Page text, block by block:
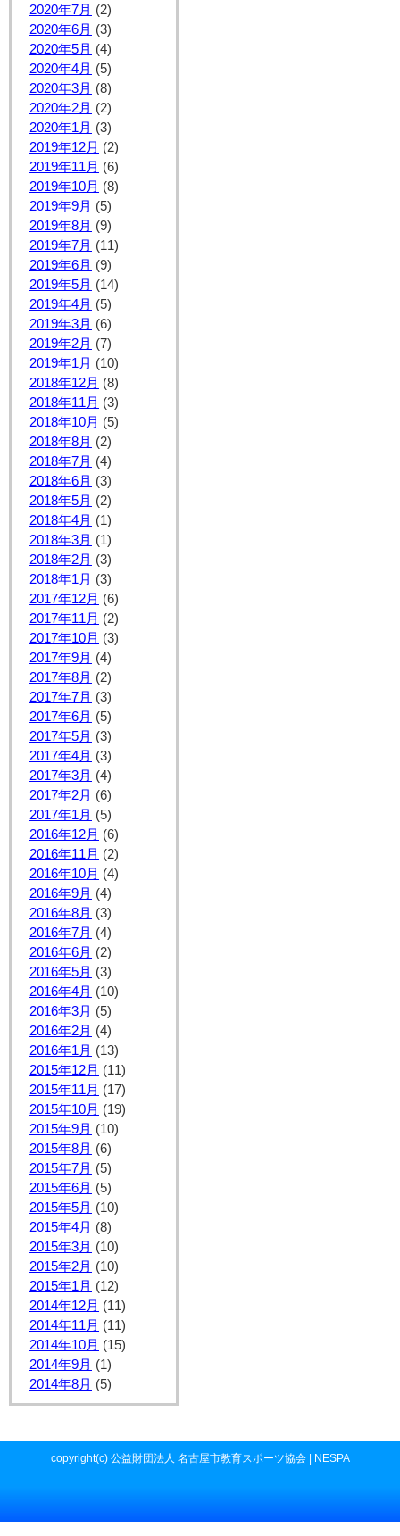
2020年7月 (2)
2020年6月 (3)
2020年5月 (4)
2020年4月 (5)
2020年3月 (8)
2020年2月 (2)
2020年1月 (3)
2019年12月 (2)
2019年11月 (6)
2019年10月 (8)
2019年9月 (5)
2019年8月 (9)
2019年7月 (11)
2019年6月 (9)
2019年5月 (14)
2019年4月 (5)
2019年3月 (6)
2019年2月 (7)
2019年1月 (10)
2018年12月 (8)
2018年11月 (3)
2018年10月 (5)
2018年8月 (2)
2018年7月 (4)
2018年6月 (3)
2018年5月 (2)
2018年4月 (1)
2018年3月 (1)
2018年2月 (3)
2018年1月 (3)
2017年12月 (6)
2017年11月 (2)
2017年10月 (3)
2017年9月 (4)
2017年8月 (2)
2017年7月 (3)
2017年6月 (5)
2017年5月 (3)
2017年4月 (3)
2017年3月 (4)
2017年2月 (6)
2017年1月 (5)
2016年12月 (6)
2016年11月 (2)
2016年10月 (4)
2016年9月 (4)
2016年8月 (3)
2016年7月 (4)
2016年6月 (2)
2016年5月 (3)
2016年4月 (10)
2016年3月 (5)
2016年2月 (4)
2016年1月 (13)
2015年12月 (11)
2015年11月 (17)
2015年10月 (19)
2015年9月 (10)
2015年8月 (6)
2015年7月 (5)
2015年6月 (5)
2015年5月 (10)
2015年4月 (8)
2015年3月 (10)
2015年2月 (10)
2015年1月 (12)
2014年12月 (11)
2014年11月 (11)
2014年10月 (15)
2014年9月 (1)
2014年8月 (5)
copyright(c) 公益財団法人 名古屋市教育スポーツ協会 | NESPA